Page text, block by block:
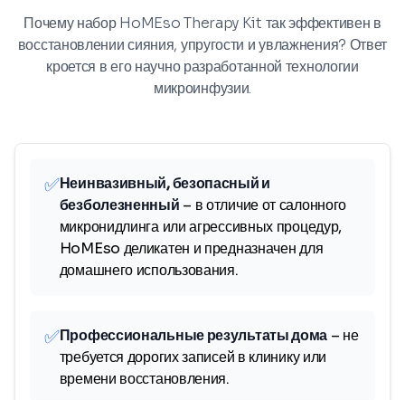
Почему набор HoMEso Therapy Kit так эффективен в
восстановлении сияния, упругости и увлажнения? Ответ
кроется в его научно разработанной технологии
микроинфузии.
✅Неинвазивный, безопасный и
безболезненный – в отличие от салонного
микронидлинга или агрессивных процедур,
HoMEso деликатен и предназначен для
домашнего использования.
✅Профессиональные результаты дома – не
требуется дорогих записей в клинику или
времени восстановления.